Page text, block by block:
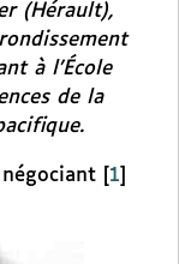
(Hérault),
à l’École
de la
1